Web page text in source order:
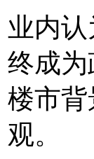
业内
终成
楼市
观。